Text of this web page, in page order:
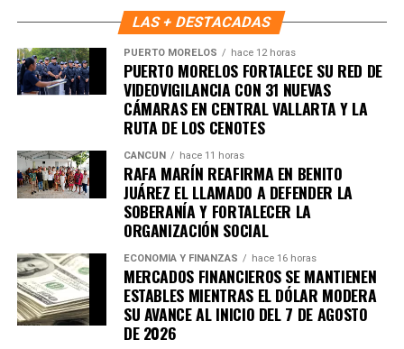
importantes de Quintana Roo directamente
en tu teléfono.
Unirme al canal de WhatsApp
pueden negar. Ahí se las dejo…
Por cierto, “ni todos los días ni en todas las playas hay
sargazo”; al menos esta es una máxima que se cumple en
Holbox, donde sus playas están libres del alga y listas
para recibir a los miles de turistas que arriban este verano.
ballena y la bioluminiscencia.
En ese contexto, la administración de Josué Nivardo Mena
Villanueva, junto con la iniciativa privada, organizaron un
concurso “Tu bote, tu identidad”, mediante el cual se
entregaron botes de basura a familias holboxeñas con el
propósito de que cada vivienda cuente con un recipiente
para almacenar correctamente sus desechos antes de la
recolección.
Ese concurso lo ganó el ciudadano Jhonny Manuel Moguel
LAS + DESTACADAS
PUERTO MORELOS hace 12 horas
PUERTO MORELOS FORTALECE SU RED DE
VIDEOVIGILANCIA CON 31 NUEVAS
CÁMARAS EN CENTRAL VALLARTA Y LA
RUTA DE LOS CENOTES
CANCÚN hace 11 horas
RAFA MARÍN REAFIRMA EN BENITO
JUÁREZ EL LLAMADO A DEFENDER LA
SOBERANÍA Y FORTALECER LA
ORGANIZACIÓN SOCIAL
ECONOMÍA Y FINANZAS hace 16 horas
MERCADOS FINANCIEROS SE MANTIENEN
ESTABLES MIENTRAS EL DÓLAR MODERA
SU AVANCE AL INICIO DEL 7 DE AGOSTO
DE 2026